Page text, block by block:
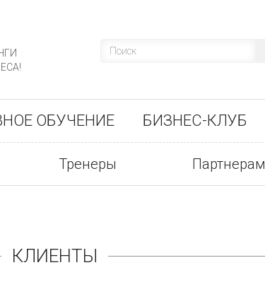
ОБУЧЕНИЕ БИЗНЕС-КЛУБ
Тренеры Партнерам
КЛИЕНТЫ